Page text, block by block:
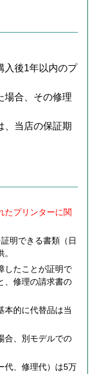
入後1年以内のプ
場合、その修理
当店の保証期
たプリンターに関
明できる書類（日
したことが証明で
、修理の請求書の
本的に代替品は当
合、別モデルでの
代、修理代）は5万